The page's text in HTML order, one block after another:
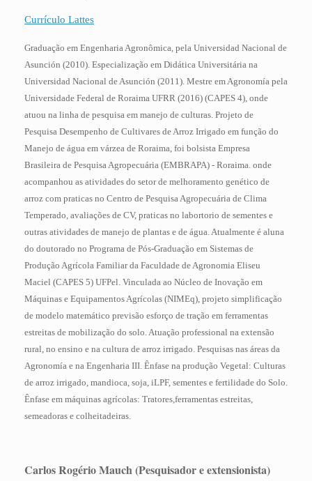
Currículo Lattes
Graduação em Engenharia Agronômica, pela Universidad Nacional de
Asunción (2010). Especialização em Didática Universitária na
Universidad Nacional de Asunción (2011). Mestre em Agronomía pela
Universidade Federal de Roraima UFRR (2016) (CAPES 4), onde
atuou na linha de pesquisa em manejo de culturas. Projeto de
Pesquisa Desempenho de Cultivares de Arroz Irrigado em função do
Manejo de água em várzea de Roraima, foi bolsista Empresa
Brasileira de Pesquisa Agropecuária (EMBRAPA) - Roraima. onde
acompanhou as atividades do setor de melhoramento genético de
arroz com praticas no Centro de Pesquisa Agropecuária de Clima
Temperado, avaliações de CV, praticas no labortorio de sementes e
outras atividades de manejo de plantas e de água. Atualmente é aluna
do doutorado no Programa de Pós-Graduação em Sistemas de
Produção Agrícola Familiar da Faculdade de Agronomia Eliseu
Maciel (CAPES 5) UFPel. Vinculada ao Núcleo de Inovação em
Máquinas e Equipamentos Agrícolas (NIMEq), projeto simplificação
de modelo matemático previsão esforço de tração em ferramentas
estreitas de mobilização do solo. Atuação professional na extensão
rural, no ensino e na cultura de arroz irrigado. Pesquisas nas áreas da
Agronomía e na Engenharia III. Ênfase na produção Vegetal: Culturas
de arroz irrigado, mandioca, soja, iLPF, sementes e fertilidade do Solo.
Ênfase em máquinas agrícolas: Tratores,ferramentas estreitas,
semeadoras e colheitadeiras.
Carlos Rogério Mauch(Pesquisador e extensionista)